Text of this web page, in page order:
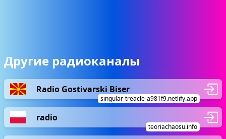
Другие радиоканалы
Radio Gostivarski Biser
singular-treacle-a981f9.netlify.app
radio
teoriachaosu.info